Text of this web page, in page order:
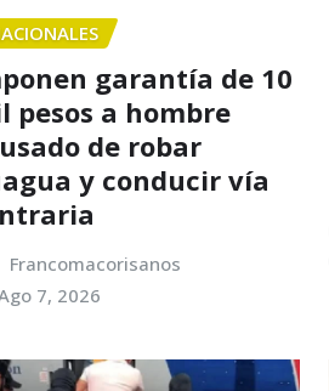
garantía de 10
pesos a hombre
de robar
y conducir vía
Francomacorisanos
7, 2026